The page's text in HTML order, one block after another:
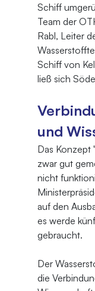
Schiff
Team der
Rabl, Leiter
Schiff von
ließ sich
und
Das Konzept
zwar gut
nicht
auf den
es werde
gebraucht.
Der
die